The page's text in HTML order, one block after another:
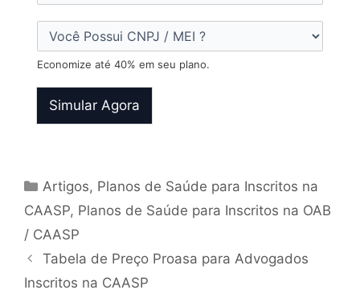
Economize até 40% em seu plano.
Simular Agora
Artigos, Planos de Saúde para Inscritos na
CAASP, Planos de Saúde para Inscritos na OAB
/ CAASP
Tabela de Preço Proasa para Advogados
Inscritos na CAASP